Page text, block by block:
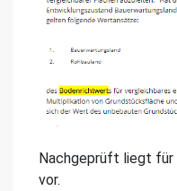
Nachgeprüft liegt für
vor.